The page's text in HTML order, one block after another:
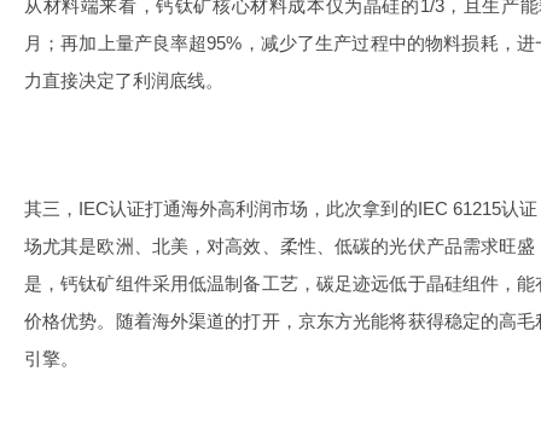
从材料端来看，钙钛矿核心材料成本仅为晶硅的1/3，且生产
月；再加上量产良率超95%，减少了生产过程中的物料损耗，
力直接决定了利润底线。
其三，IEC认证打通海外高利润市场，此次拿到的IEC 61215认
场尤其是欧洲、北美，对高效、柔性、低碳的光伏产品需求旺
是，钙钛矿组件采用低温制备工艺，碳足迹远低于晶硅组件，
价格优势。随着海外渠道的打开，京东方光能将获得稳定的高
引擎。